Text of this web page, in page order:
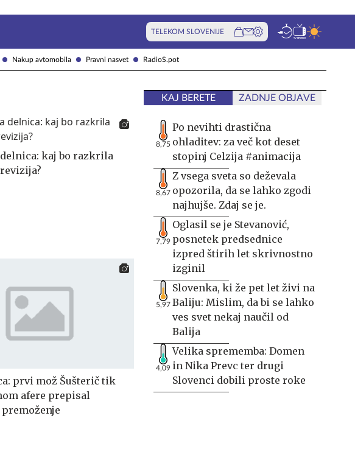
Nakup avtomobila Pravni nasvet RadioS.pot
TELEKOM SLOVENIJE
kaj bo razkrila
prvi mož Šušterič tik
afere prepisal
KAJ BERETE ZADNJE OBJAVE
8,75
Po nevihti drastična
ohladitev: za več kot deset
stopinj Celzija #animacija
8,67
Z vsega sveta so deževala
opozorila, da se lahko zgodi
najhujše. Zdaj se je.
7,79
Oglasil se je Stevanović,
posnetek predsednice
izpred štirih let skrivnostno
izginil
5,97
Slovenka, ki že pet let živi na
Baliju: Mislim, da bi se lahko
ves svet nekaj naučil od
Balija
4,09
Velika sprememba: Domen
in Nika Prevc ter drugi
Slovenci dobili proste roke